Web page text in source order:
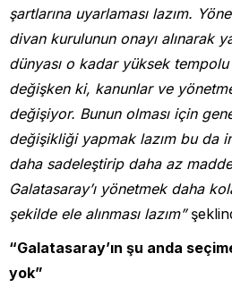
şartlarına uyarlaması lazım.
divan kurulunun onayı alınarak
dünyası o kadar yüksek
değişken ki, kanunlar ve
değişiyor. Bunun olması için
değişikliği yapmak lazım bu da
daha sadeleştirip daha az
Galatasaray’ı yönetmek daha
şekilde ele alınması lazım”
“Galatasaray’ın şu anda
yok”